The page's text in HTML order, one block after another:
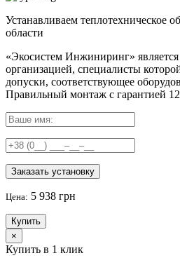
Устанавливаем теплотехническое
области
«Экосистем Инжиниринг»
организацией, специалисты
допуски, соответствующее
Правильный монтаж с гарантией
Заказать установку
Цена: 5 938 грн
Купить
×
Купить в 1 клик